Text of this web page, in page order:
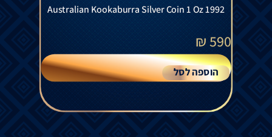
Australian Kookaburra Silver Coin 1 Oz 1992
590
₪
הוספה לסל